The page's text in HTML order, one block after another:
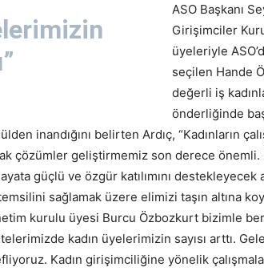
ASO Başkanı
Girişimciler
üyeleriyle
seçilen Hande
değerli iş
önderliğinde
inandığını belirten Ardıç, “Kadınların
çözümler geliştirmemiz son derece önemli.
güçlü ve özgür katılımını destekleyecek
sağlamak üzere elimizi taşın altına
kurulu üyesi Burcu Özbozkurt bizimle
kadın üyelerimizin sayısı arttı.
Kadın girişimciliğine yönelik